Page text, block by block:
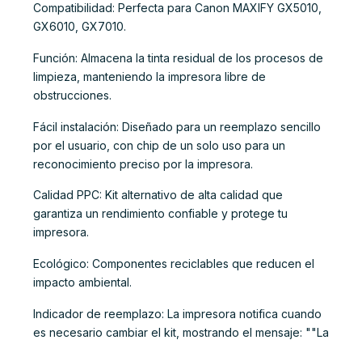
Compatibilidad: Perfecta para Canon MAXIFY GX5010,
GX6010, GX7010.
Función: Almacena la tinta residual de los procesos de
limpieza, manteniendo la impresora libre de
obstrucciones.
Fácil instalación: Diseñado para un reemplazo sencillo
por el usuario, con chip de un solo uso para un
reconocimiento preciso por la impresora.
Calidad PPC: Kit alternativo de alta calidad que
garantiza un rendimiento confiable y protege tu
impresora.
Ecológico: Componentes reciclables que reducen el
impacto ambiental.
Indicador de reemplazo: La impresora notifica cuando
es necesario cambiar el kit, mostrando el mensaje: ""La